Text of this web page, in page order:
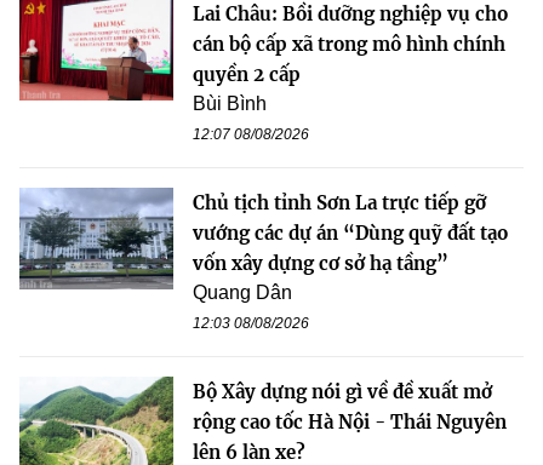
Lai Châu: Bồi dưỡng nghiệp vụ cho
cán bộ cấp xã trong mô hình chính
quyền 2 cấp
Bùi Bình
12:07 08/08/2026
Chủ tịch tỉnh Sơn La trực tiếp gỡ
vướng các dự án “Dùng quỹ đất tạo
vốn xây dựng cơ sở hạ tầng”
Quang Dân
12:03 08/08/2026
Bộ Xây dựng nói gì về đề xuất mở
rộng cao tốc Hà Nội - Thái Nguyên
lên 6 làn xe?